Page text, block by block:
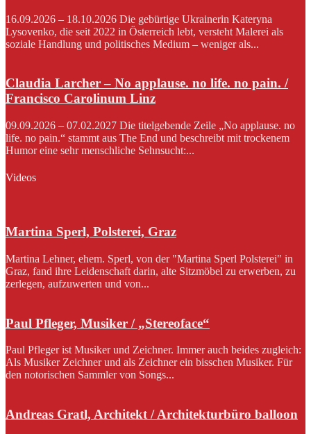
16.09.2026 – 18.10.2026 Die gebürtige Ukrainerin Kateryna
Lysovenko, die seit 2022 in Österreich lebt, versteht Malerei als
soziale Handlung und politisches Medium – weniger als...
Claudia Larcher – No applause. no life. no pain. /
Francisco Carolinum Linz
09.09.2026 – 07.02.2027 Die titelgebende Zeile „No applause. no
life. no pain.“ stammt aus The End und beschreibt mit trockenem
Humor eine sehr menschliche Sehnsucht:...
Videos
Martina Sperl, Polsterei, Graz
Martina Lehner, ehem. Sperl, von der "Martina Sperl Polsterei" in
Graz, fand ihre Leidenschaft darin, alte Sitzmöbel zu erwerben, zu
zerlegen, aufzuwerten und von...
Paul Pfleger, Musiker / „Stereoface“
Paul Pfleger ist Musiker und Zeichner. Immer auch beides zugleich:
Als Musiker Zeichner und als Zeichner ein bisschen Musiker. Für
den notorischen Sammler von Songs...
Andreas Gratl, Architekt / Architekturbüro balloon